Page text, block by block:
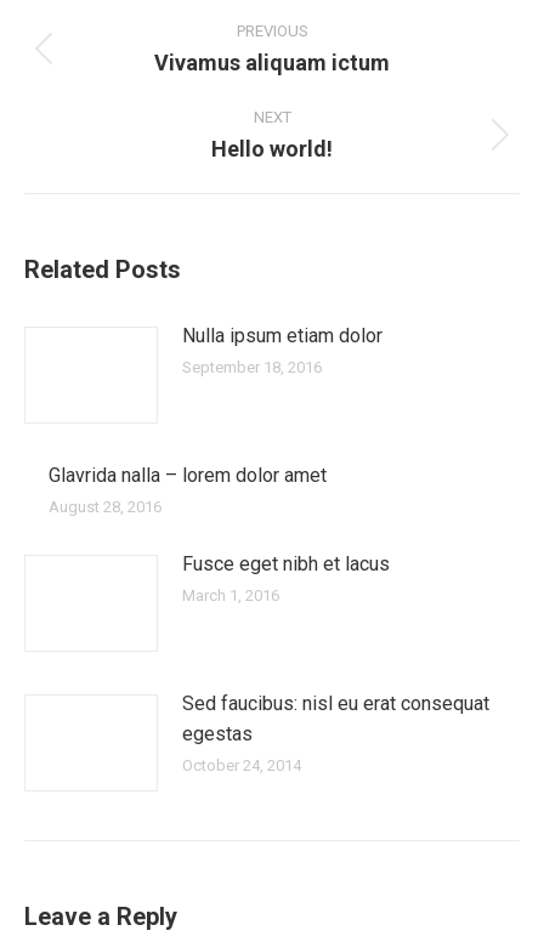
navigation
PREVIOUS
Previous
Vivamus aliquam ictum
NEXT
Next
Hello world!
Related Posts
Nulla ipsum etiam dolor
September 18, 2016
Glavrida nalla – lorem dolor amet
August 28, 2016
Fusce eget nibh et lacus
March 1, 2016
Sed faucibus: nisl eu erat consequat
egestas
October 24, 2014
Leave a Reply